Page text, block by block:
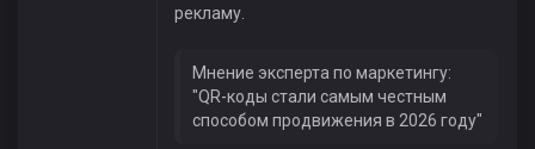
рекламу.
Мнение эксперта по маркетингу:
"QR-коды стали самым честным
способом продвижения в 2026 году"